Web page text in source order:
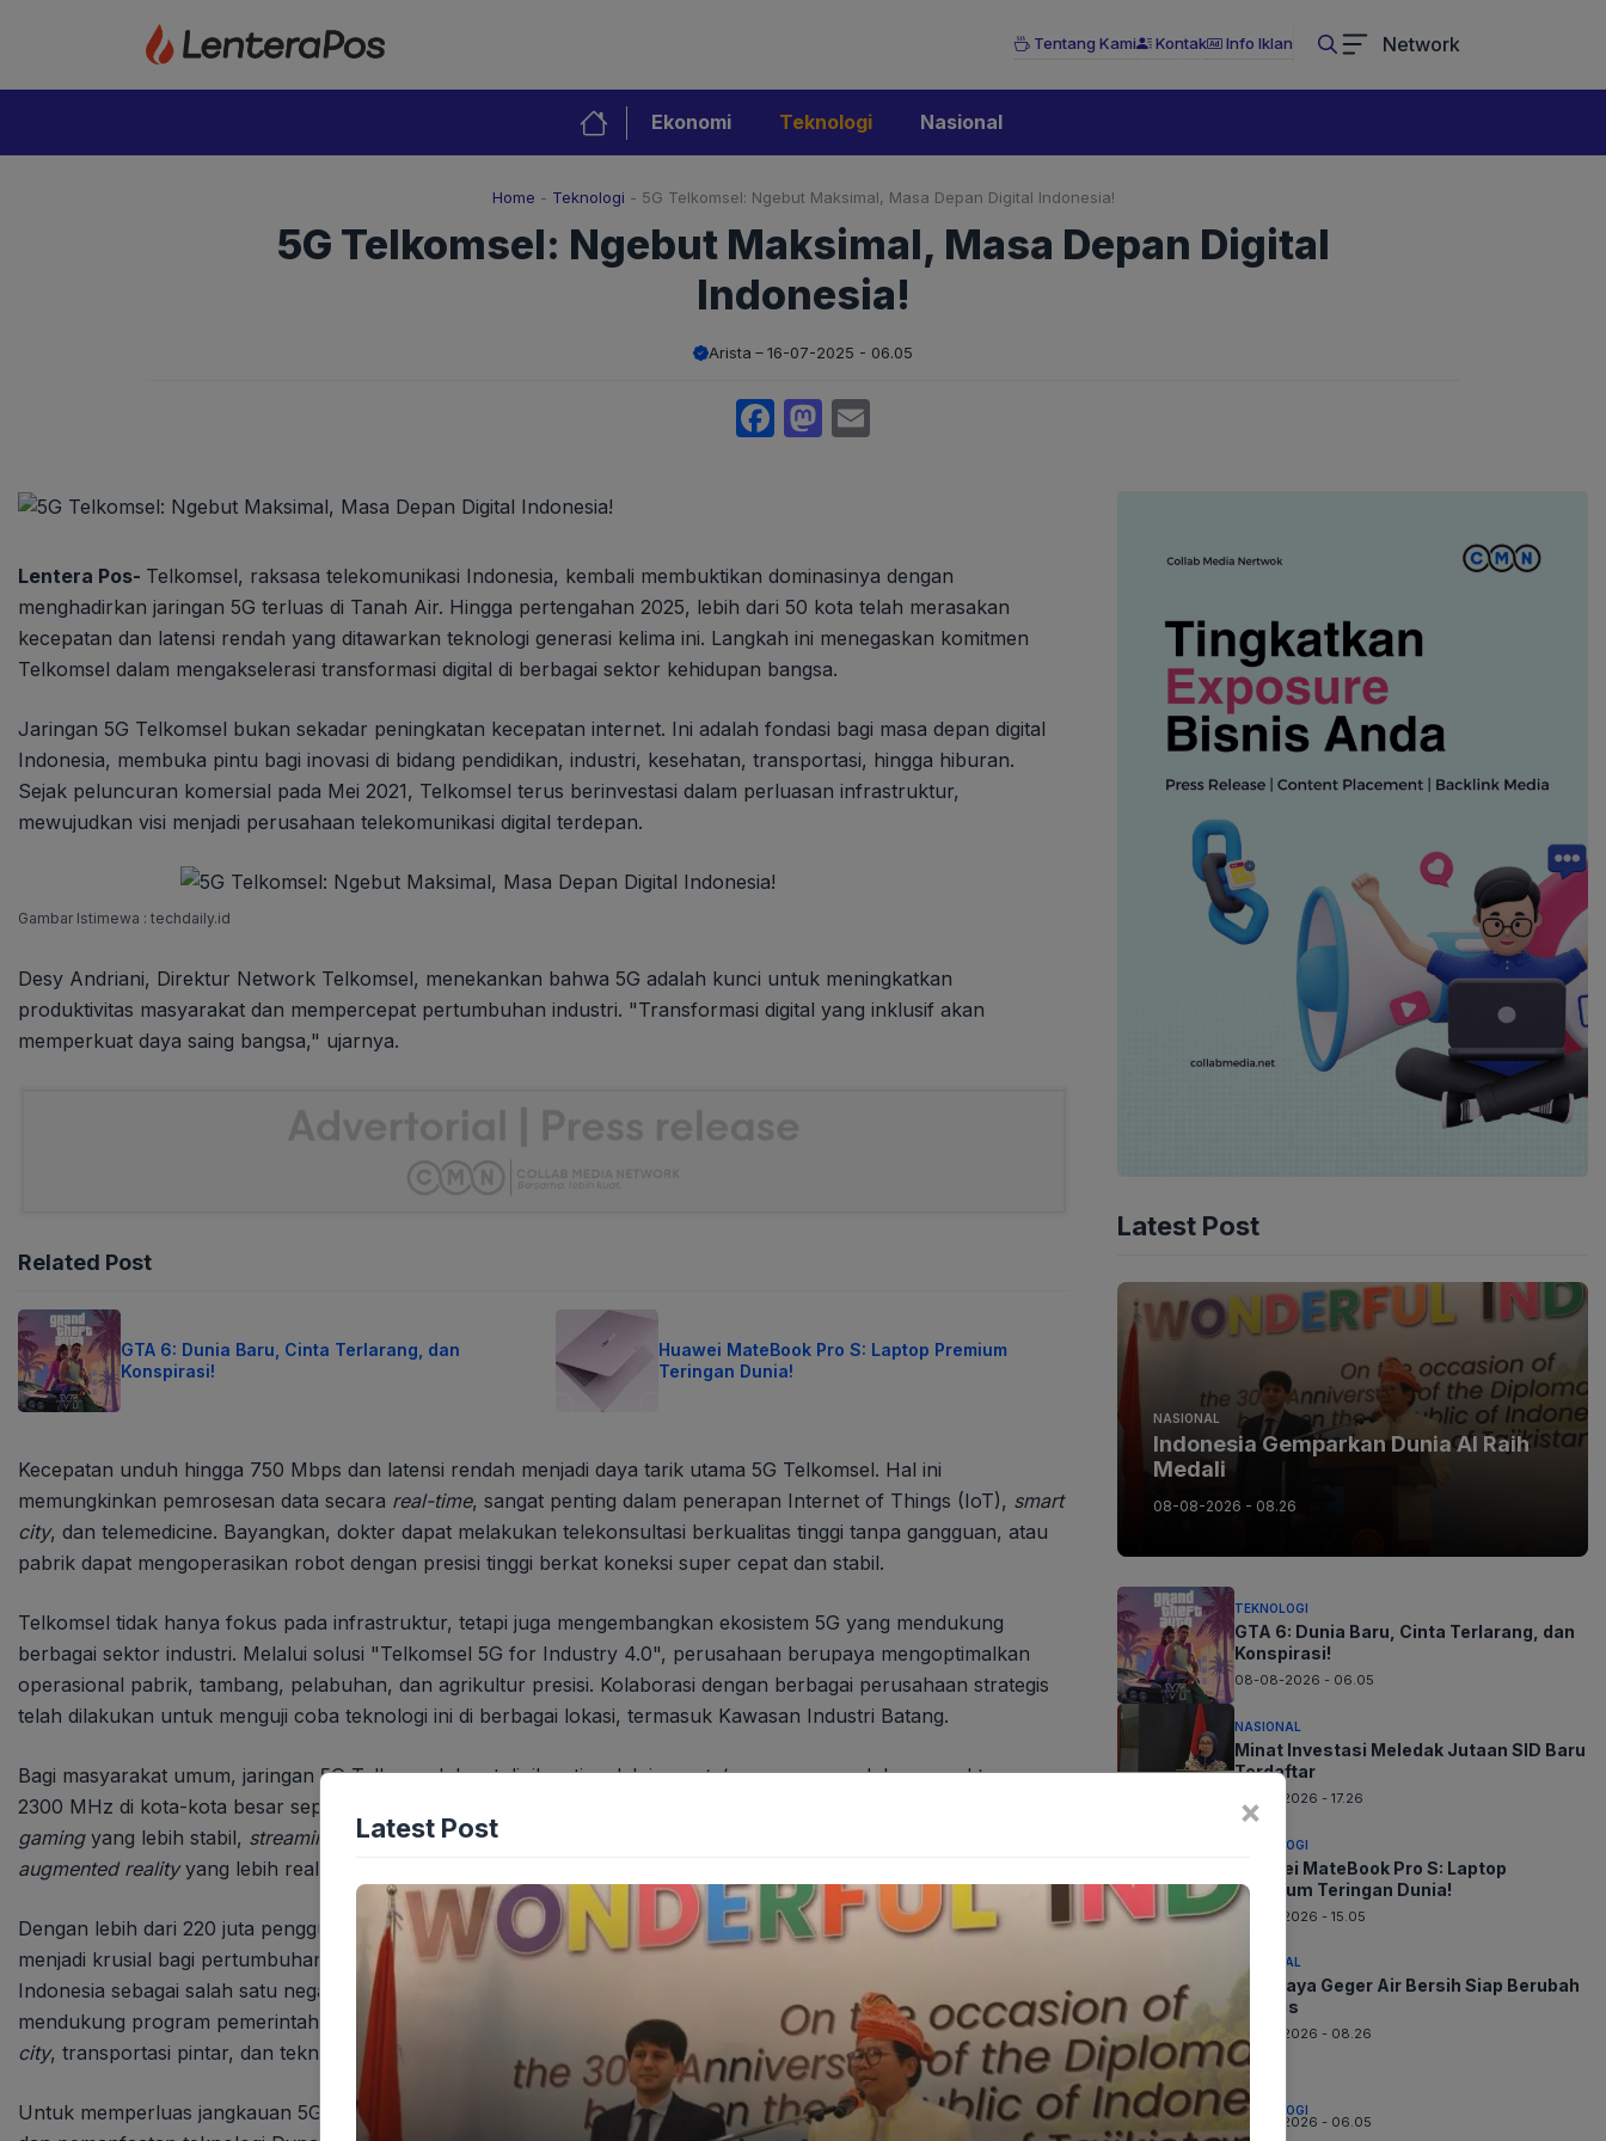
Tentang Kami Kontak Info Iklan Network
Ekonomi Teknologi Nasional
Home - Teknologi - 5G Telkomsel: Ngebut Maksimal, Masa Depan Digital Indonesia!
5G Telkomsel: Ngebut Maksimal, Masa Depan Digital
Indonesia!
Arista 16-07-2025 - 06.05
Facebook
Mastodon
Lentera Pos- Telkomsel, raksasa telekomunikasi Indonesia, kembali membuktikan dominasinya dengan
menghadirkan jaringan 5G terluas di Tanah Air. Hingga pertengahan 2025, lebih dari 50 kota telah merasakan
kecepatan dan latensi rendah yang ditawarkan teknologi generasi kelima ini. Langkah ini menegaskan komitmen
Telkomsel dalam mengakselerasi transformasi digital di berbagai sektor kehidupan bangsa.
Jaringan 5G Telkomsel bukan sekadar peningkatan kecepatan internet. Ini adalah fondasi bagi masa depan digital
Indonesia, membuka pintu bagi inovasi di bidang pendidikan, industri, kesehatan, transportasi, hingga hiburan.
Sejak peluncuran komersial pada Mei 2021, Telkomsel terus berinvestasi dalam perluasan infrastruktur,
mewujudkan visi menjadi perusahaan telekomunikasi digital terdepan.
Gambar Istimewa : techdaily.id
Desy Andriani, Direktur Network Telkomsel, menekankan bahwa 5G adalah kunci untuk meningkatkan
produktivitas masyarakat dan mempercepat pertumbuhan industri. "Transformasi digital yang inklusif akan
memperkuat daya saing bangsa," ujarnya.
Related Post
GTA 6: Dunia Baru, Cinta Terlarang, dan
Konspirasi!
Huawei MateBook Pro S: Laptop Premium
Teringan Dunia!
Kecepatan unduh hingga 750 Mbps dan latensi rendah menjadi daya tarik utama 5G Telkomsel. Hal ini
memungkinkan pemrosesan data secara real-time, sangat penting dalam penerapan Internet of Things (IoT), smart
city, dan telemedicine. Bayangkan, dokter dapat melakukan telekonsultasi berkualitas tinggi tanpa gangguan, atau
pabrik dapat mengoperasikan robot dengan presisi tinggi berkat koneksi super cepat dan stabil.
Telkomsel tidak hanya fokus pada infrastruktur, tetapi juga mengembangkan ekosistem 5G yang mendukung
berbagai sektor industri. Melalui solusi "Telkomsel 5G for Industry 4.0", perusahaan berupaya mengoptimalkan
operasional pabrik, tambang, pelabuhan, dan agrikultur presisi. Kolaborasi dengan berbagai perusahaan strategis
telah dilakukan untuk menguji coba teknologi ini di berbagai lokasi, termasuk Kawasan Industri Batang.
Bagi masyarakat umum, jaringan 5G Telkomsel dapat dinikmati melaluismartphoneyang mendukung spektrum
2300 MHz di kota-kota besar seperti Jakarta, Surabaya, Makassar, Medan, dan Balikpapan. Pengalaman
gamingyang lebih stabil, streaming video kualitas ultra HD tanpa
augmented realityyang lebih realistis kini menjadi mungkin.
Dengan lebih dari 220 juta pengguna internet di Indonesia pada 2024 (data APJII), konektivitas yang mumpuni
menjadi krusial bagi pertumbuhan ekonomi digital. Jaringan 5G Telkomsel diharapkan dapat memperkuat posisi
Indonesia sebagai salah satu negara dengan perkembangan digital tercepat di Asia Tenggara. Telkomsel juga aktif
mendukung program pemerintah "Making Indonesia 4.0", dengan 5G sebagai katalis bagi pengembangansmart
city, transportasi pintar, dan teknologi pertanian cerdas.
Untuk memperluas jangkauan 5G, Telkomsel melakukan optimalisasi BTS eksisting, pembangunan BTS 5G baru,
Latest Post
NASIONAL
Indonesia Gemparkan Dunia AI Raih
Medali
08-08-2026 - 08.26
TEKNOLOGI
GTA 6: Dunia Baru, Cinta Terlarang, dan
Konspirasi!
08-08-2026 - 06.05
NASIONAL
Minat Investasi Meledak Jutaan SID Baru
Terdaftar
07-08-2026 - 17.26
TEKNOLOGI
Huawei MateBook Pro S: Laptop
Premium Teringan Dunia!
07-08-2026 - 15.05
NASIONAL
Surabaya Geger Air Bersih Siap Berubah
Drastis
07-08-2026 - 08.26
TEKNOLOGI
07-08-2026 - 06.05
×
Latest Post